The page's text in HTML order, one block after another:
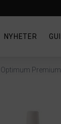
NYHETER
Premium